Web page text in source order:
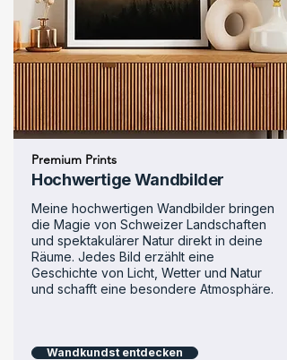
Premium Prints
Hochwertige Wandbilder
Meine hochwertigen Wandbilder bringen
die Magie von Schweizer Landschaften
und spektakulärer Natur direkt in deine
Räume. Jedes Bild erzählt eine
Geschichte von Licht, Wetter und Natur
und schafft eine besondere Atmosphäre.
Wandkundst entdecken